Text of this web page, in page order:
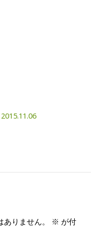
2015.11.06
りません。 ※ が付